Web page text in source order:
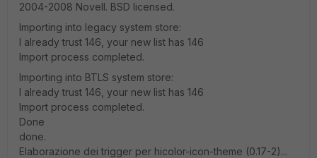
2004-2008 Novell. BSD licensed.
Importing into legacy system store:
I already trust 146, your new list has 146
Import process completed.
Importing into BTLS system store:
I already trust 146, your new list has 146
Import process completed.
Done
done.
Elaborazione dei trigger per hicolor-icon-theme (0.17-2)...